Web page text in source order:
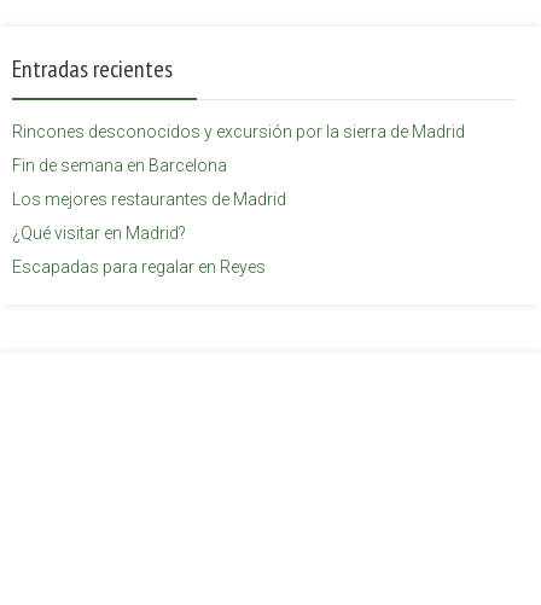
Entradas recientes
Rincones desconocidos y excursión por la sierra de Madrid
Fin de semana en Barcelona
Los mejores restaurantes de Madrid
¿Qué visitar en Madrid?
Escapadas para regalar en Reyes